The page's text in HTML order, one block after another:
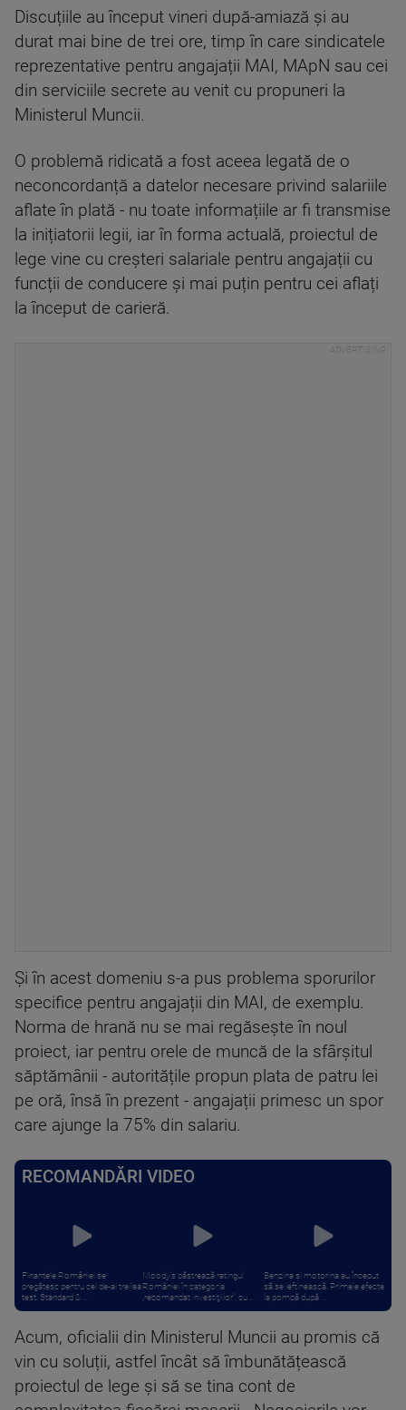
Discuțiile au început vineri după-amiază și au
durat mai bine de trei ore, timp în care sindicatele
reprezentative pentru angajații MAI, MApN sau cei
din serviciile secrete au venit cu propuneri la
Ministerul Muncii.
O problemă ridicată a fost aceea legată de o
neconcordanță a datelor necesare privind salariile
aflate în plată - nu toate informațiile ar fi transmise
la inițiatorii legii, iar în forma actuală, proiectul de
lege vine cu creșteri salariale pentru angajații cu
funcții de conducere și mai puțin pentru cei aflați
la început de carieră.
Și în acest domeniu s-a pus problema sporurilor
specifice pentru angajații din MAI, de exemplu.
Norma de hrană nu se mai regăsește în noul
proiect, iar pentru orele de muncă de la sfârșitul
săptămânii - autoritățile propun plata de patru lei
pe oră, însă în prezent - angajații primesc un spor
care ajunge la 75% din salariu.
RECOMANDĂRI VIDEO
Finanțele României se
pregătesc pentru cel de-al treilea
test. Standard & ...
Moody’s păstrează ratingul
României în categoria
„recomandat investiţiilor”, cu ...
Benzina și motorina au început
să se ieftinească. Primele efecte
la pompă după ...
Acum, oficialii din Ministerul Muncii au promis că
vin cu soluții, astfel încât să îmbunătățească
proiectul de lege și să se tina cont de